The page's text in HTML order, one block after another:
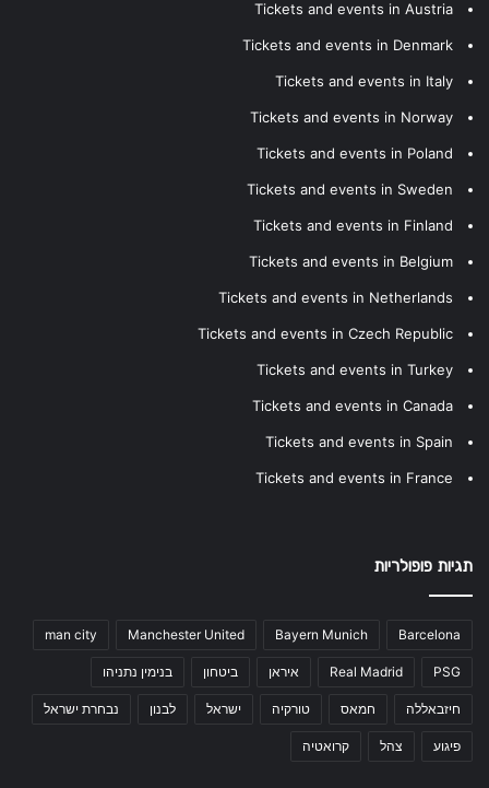
Tickets and events in Austria
Tickets and events in Denmark
Tickets and events in Italy
Tickets and events in Norway
Tickets and events in Poland
Tickets and events in Sweden
Tickets and events in Finland
Tickets and events in Belgium
Tickets and events in Netherlands
Tickets and events in Czech Republic
Tickets and events in Turkey
Tickets and events in Canada
Tickets and events in Spain
Tickets and events in France
תגיות פופולריות
Barcelona
Bayern Munich
Manchester United
man city
PSG
Real Madrid איראן ביטחון בנימין נתניהו
חיזבאללה חמאס טורקיה ישראל לבנון נבחרת ישראל
פיגוע צהל קרואטיה